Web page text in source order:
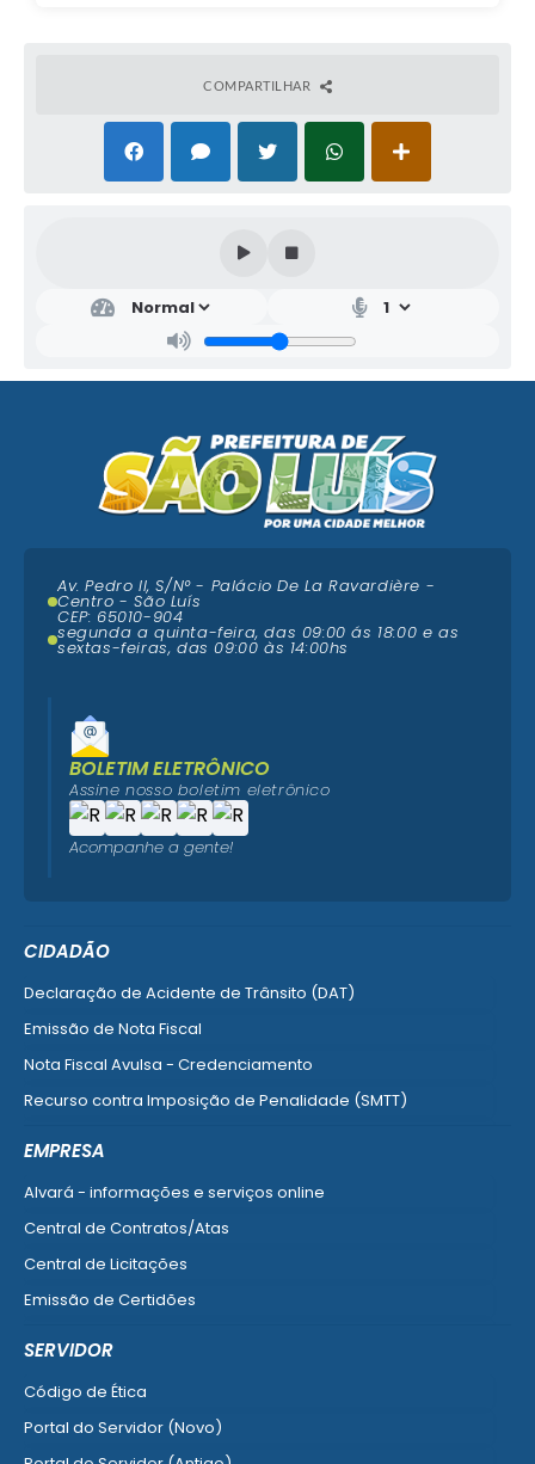
COMPARTILHAR
CIDADÃO
Declaração de Acidente de Trânsito (DAT)
Emissão de Nota Fiscal
Nota Fiscal Avulsa - Credenciamento
Recurso contra Imposição de Penalidade (SMTT)
EMPRESA
Alvará - informações e serviços online
Central de Contratos/Atas
Central de Licitações
Emissão de Certidões
SERVIDOR
Código de Ética
Portal do Servidor (Novo)
Av. Pedro II, S/N° - Palácio De La Ravardière -
Centro - São Luís
CEP: 65010-904
segunda a quinta-feira, das 09:00 ás 18:00 e as
sextas-feiras, das 09:00 às 14:00hs
BOLETIM ELETRÔNICO
Assine nosso boletim eletrônico
Acompanhe a gente!